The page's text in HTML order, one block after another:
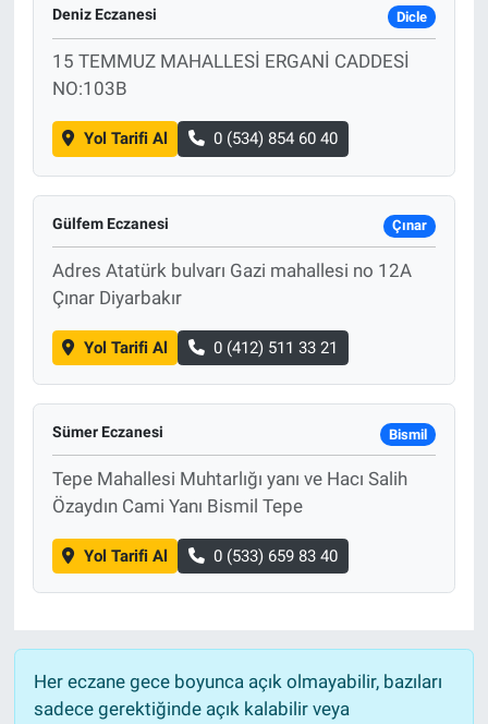
Deniz Eczanesi Dicle
15 TEMMUZ MAHALLESİ ERGANİ CADDESİ
NO:103B
Yol Tarifi Al 0 (534) 854 60 40
Gülfem Eczanesi Çınar
Adres Atatürk bulvarı Gazi mahallesi no 12A
Çınar Diyarbakır
Yol Tarifi Al 0 (412) 511 33 21
Sümer Eczanesi Bismil
Tepe Mahallesi Muhtarlığı yanı ve Hacı Salih
Özaydın Cami Yanı Bismil Tepe
Yol Tarifi Al 0 (533) 659 83 40
Her eczane gece boyunca açık olmayabilir, bazıları
sadece gerektiğinde açık kalabilir veya